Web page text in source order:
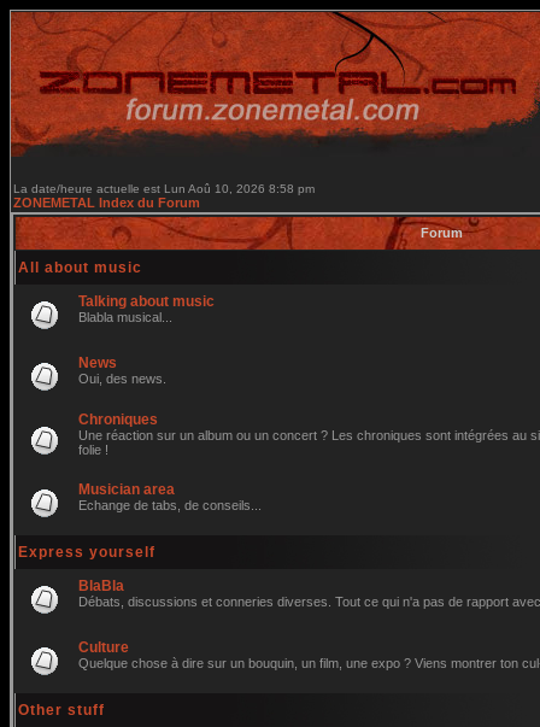
La date/heure actuelle est Lun Aoû 10, 2026 8:58 pm
ZONEMETAL Index du Forum
Forum
All about music
Talking about music
Blabla musical...
News
Oui, des news.
Chroniques
Une réaction sur un album ou un concert ? Les chroniques sont intégrées au
folie !
Musician area
Echange de tabs, de conseils...
Express yourself
BlaBla
Débats, discussions et conneries diverses. Tout ce qui n'a pas de rapport
Culture
Quelque chose à dire sur un bouquin, un film, une expo ? Viens montrer ton
Other stuff